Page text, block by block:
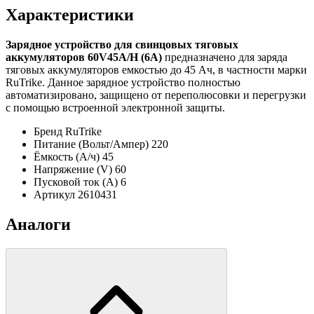
Характеристики
Зарядное устройство для свинцовых тяговых
аккумуляторов 60V45A/H (6A) предназначено для заряда
тяговых аккумуляторов емкостью до 45 Ач, в частности марки
RuTrike. Данное зарядное устройство полностью
автоматизировано, защищено от переполюсовки и перегрузки
с помощью встроенной электронной защиты.
Бренд RuTrike
Питание (Вольт/Ампер) 220
Ёмкость (А/ч) 45
Напряжение (V) 60
Пусковой ток (А) 6
Артикул 2610431
Аналоги